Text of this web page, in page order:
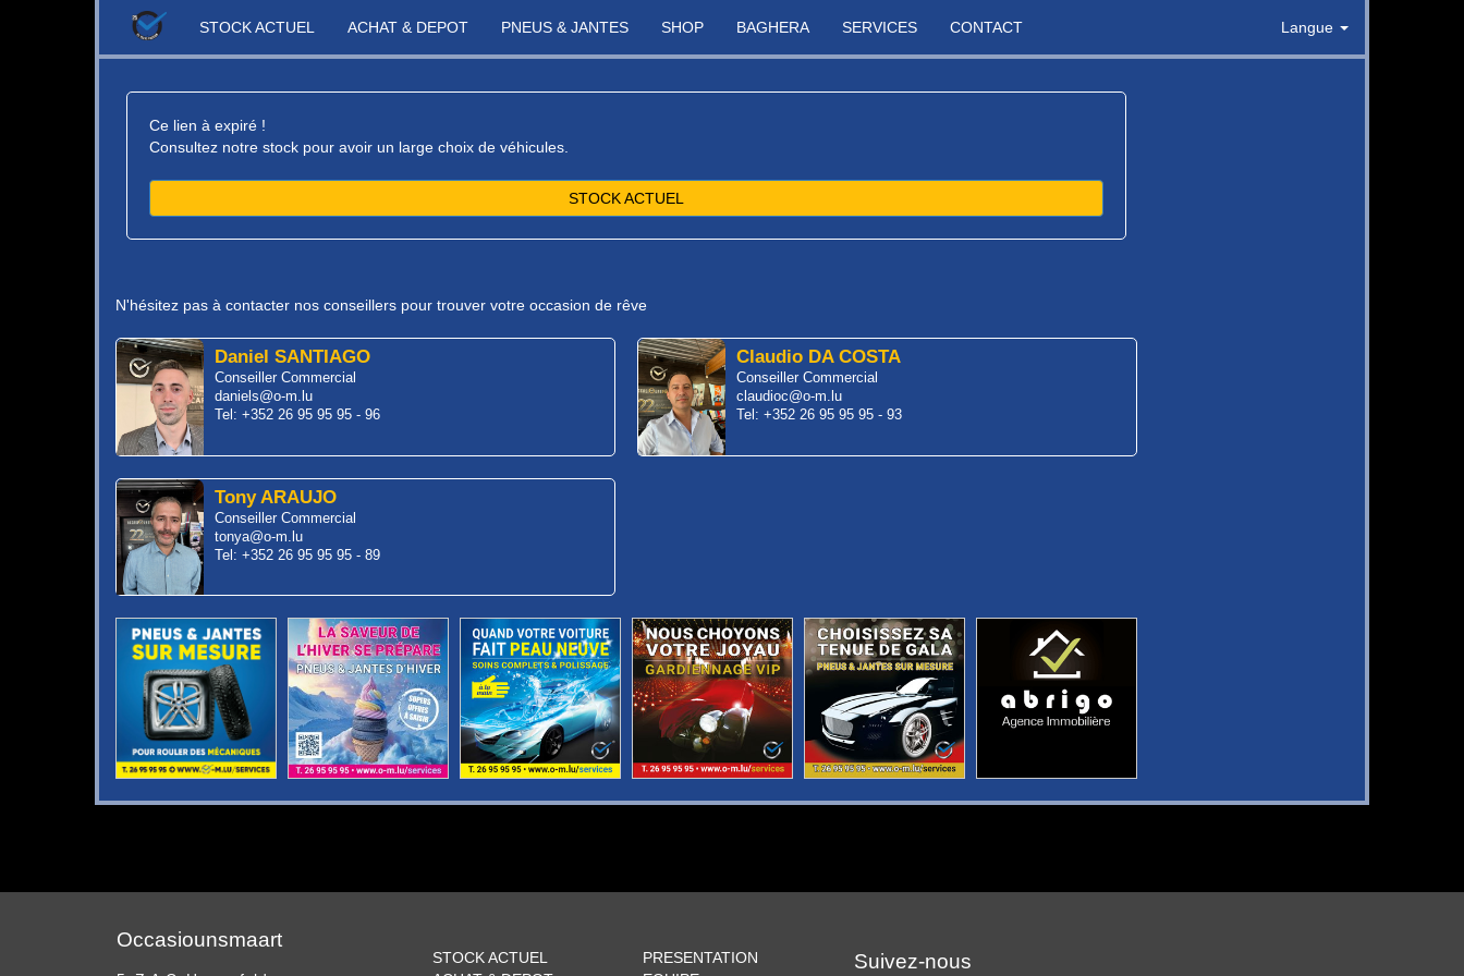
STOCK ACTUEL ACHAT & DEPOT PNEUS & JANTES SHOP BAGHERA SERVICES CONTACT Langue
Ce lien à expiré !
Consultez notre stock pour avoir un large choix de véhicules.
STOCK ACTUEL
N'hésitez pas à contacter nos conseillers pour trouver votre occasion de rêve
Daniel SANTIAGO
Conseiller Commercial
daniels@o-m.lu
Tel: +352 26 95 95 95 - 96
Claudio DA COSTA
Conseiller Commercial
claudioc@o-m.lu
Tel: +352 26 95 95 95 - 93
Tony ARAUJO
Conseiller Commercial
tonya@o-m.lu
Tel: +352 26 95 95 95 - 89
Occasiounsmaart
STOCK ACTUEL
PRESENTATION
Suivez-nous